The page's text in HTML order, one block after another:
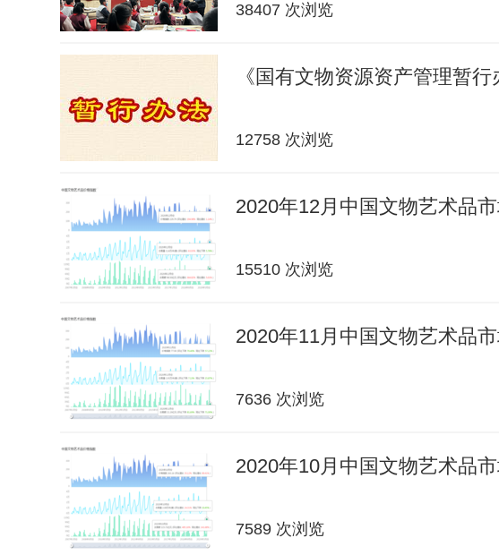
38407 次浏览
《国有文物资源资产管理暂行
12758 次浏览
2020年12月中国文物艺术品
15510 次浏览
2020年11月中国文物艺术品
7636 次浏览
2020年10月中国文物艺术品
7589 次浏览